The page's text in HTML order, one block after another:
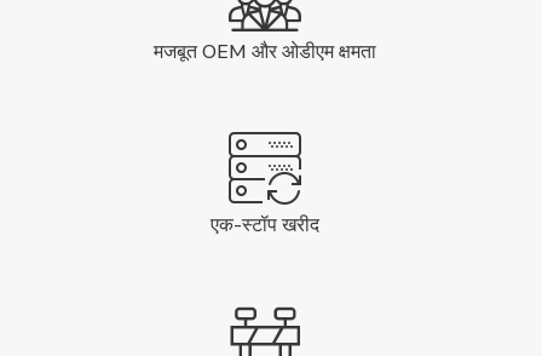
मजबूत OEM और ओडीएम क्षमता
एक-स्टॉप खरीद